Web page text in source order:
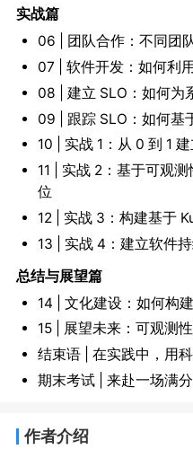
实战篇
06 | 团队合作：不同团
07 | 软件开发：如何利
08 | 建立 SLO：如何为
09 | 跟踪 SLO：如何基
10 | 实战 1：从 0 到 1
11 | 实战 2：基于可观
位
12 | 实战 3：构建基于
13 | 实战 4：建立软件
总结与展望篇
14 | 文化建设：如何构
15 | 展望未来：可观测
结束语 | 在实践中，用
期末考试 | 来赴一场满
作者介绍